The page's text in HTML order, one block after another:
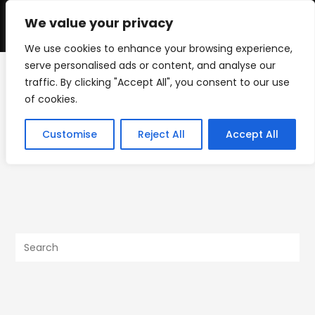
We value your privacy
We use cookies to enhance your browsing experience,
serve personalised ads or content, and analyse our
traffic. By clicking "Accept All", you consent to our use
of cookies.
Customise Reject All Accept All
Skip
IMG_1206